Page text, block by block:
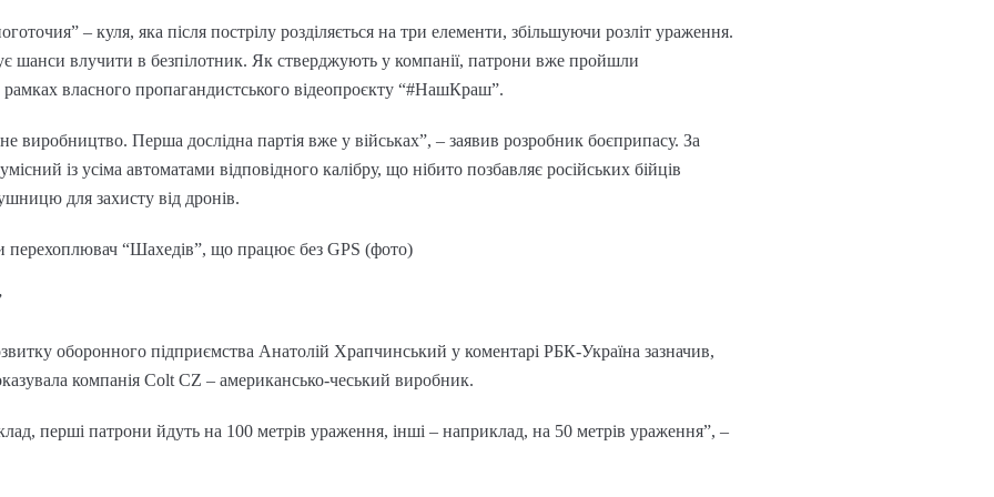
– куля, яка після пострілу розділяється на три елементи, збільшуючи розліт ураження.
шанси влучити в безпілотник. Як стверджують у компанії, патрони вже пройшли
власного пропагандистського відеопроєкту “#НашКраш”.
виробництво. Перша дослідна партія вже у військах”, – заявив розробник боєприпасу. За
із усіма автоматами відповідного калібру, що нібито позбавляє російських бійців
для захисту від дронів.
перехоплювач “Шахедів”, що працює без GPS (фото)
оборонного підприємства Анатолій Храпчинський у коментарі РБК-Україна зазначив,
компанія Colt CZ – американсько-чеський виробник.
перші патрони йдуть на 100 метрів ураження, інші – наприклад, на 50 метрів ураження”, –